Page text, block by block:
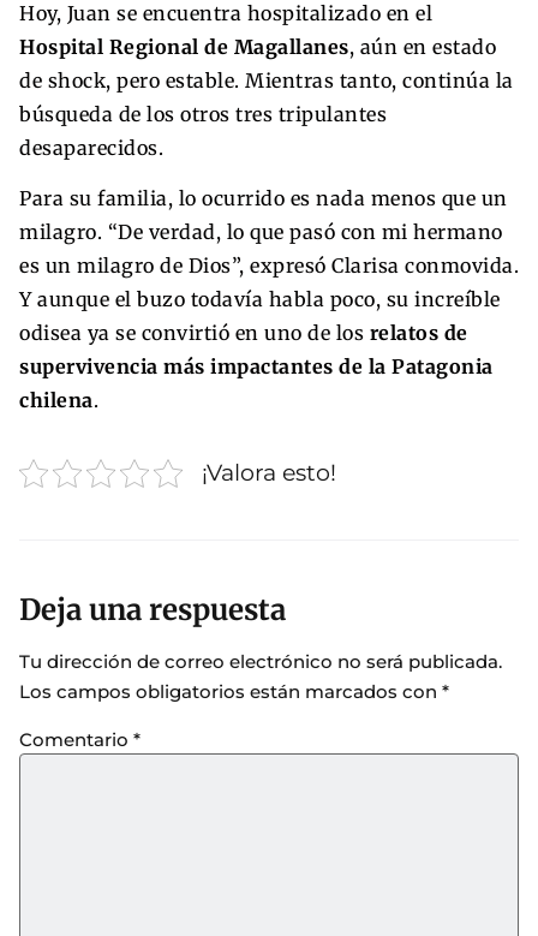
Hoy, Juan se encuentra hospitalizado en el
Hospital Regional de Magallanes, aún en estado
de shock, pero estable. Mientras tanto, continúa la
búsqueda de los otros tres tripulantes
desaparecidos.
Para su familia, lo ocurrido es nada menos que un
milagro. “De verdad, lo que pasó con mi hermano
es un milagro de Dios”, expresó Clarisa conmovida.
Y aunque el buzo todavía habla poco, su increíble
odisea ya se convirtió en uno de los relatos de
supervivencia más impactantes de la Patagonia
chilena.
¡Valora esto!
Deja una respuesta
Tu dirección de correo electrónico no será publicada.
Los campos obligatorios están marcados con *
Comentario *